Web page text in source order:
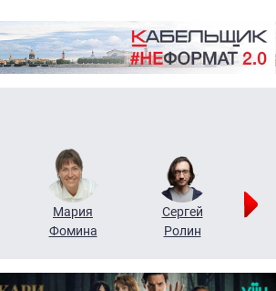
Мария
Фомина
Сергей
Ролин